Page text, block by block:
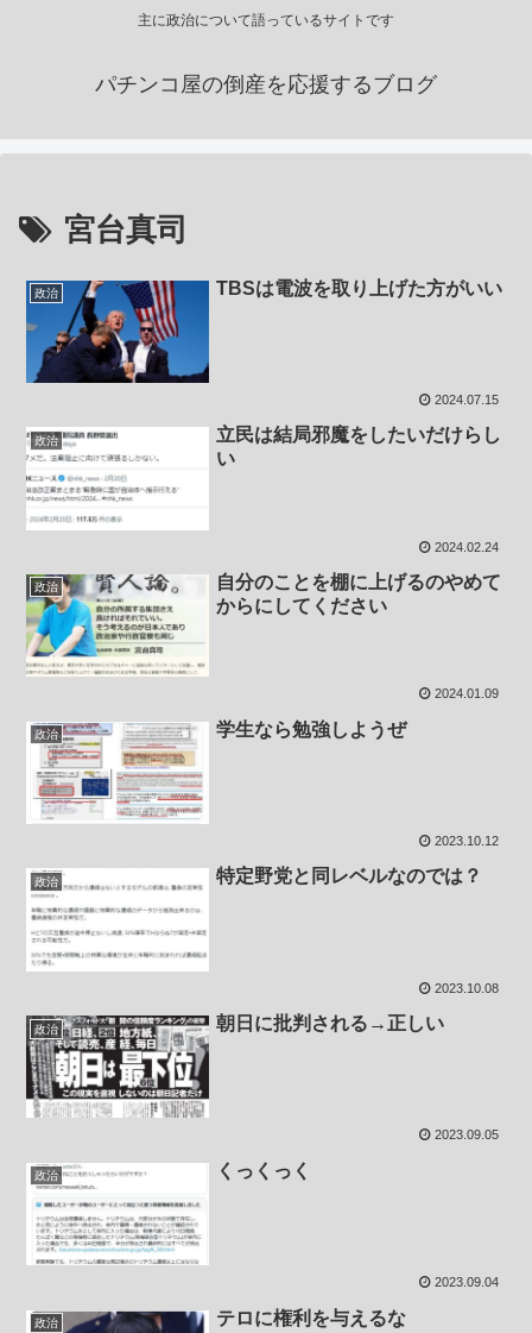
主に政治について語っているサイトです
パチンコ屋の倒産を応援するブログ
宮台真司
政治 TBSは電波を取り上げた方がいい
2024.07.15
政治
立民は結局邪魔をしたいだけらし
い
2024.02.24
政治
自分のことを棚に上げるのやめて
からにしてください
2024.01.09
政治 学生なら勉強しようぜ
2023.10.12
政治 特定野党と同レベルなのでは？
2023.10.08
政治 朝日に批判される→正しい
2023.09.05
政治 くっくっく
2023.09.04
政治 テロに権利を与えるな